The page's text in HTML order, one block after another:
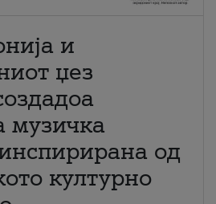
и
џез
музичка
од
културно